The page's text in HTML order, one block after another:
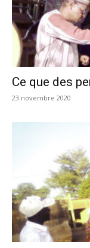
Ce que des
23 novembre 2020